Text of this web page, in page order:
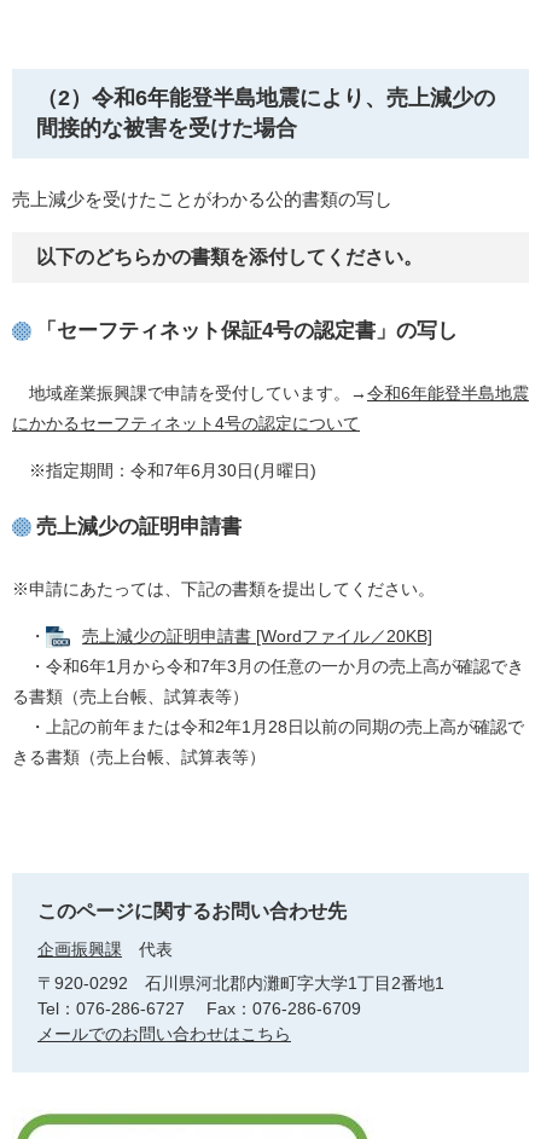
（2）令和6年能登半島地震により、売上減少の
間接的な被害を受けた場合
売上減少を受けたことがわかる公的書類の写し
以下のどちらかの書類を添付してください。
「セーフティネット保証4号の認定書」の写し
地域産業振興課で申請を受付しています。→令和6年能登半島地震
にかかるセーフティネット4号の認定について
※指定期間：令和7年6月30日(月曜日)
売上減少の証明申請書
※申請にあたっては、下記の書類を提出してください。
・
売上減少の証明申請書 [Wordファイル／20KB]
・令和6年1月から令和7年3月の任意の一か月の売上高が確認でき
る書類（売上台帳、試算表等）
・上記の前年または令和2年1月28日以前の同期の売上高が確認で
きる書類（売上台帳、試算表等）
このページに関するお問い合わせ先
企画振興課
代表
〒920-0292
石川県河北郡内灘町字大学1丁目2番地1
Tel：076-286-6727
Fax：076-286-6709
メールでのお問い合わせはこちら